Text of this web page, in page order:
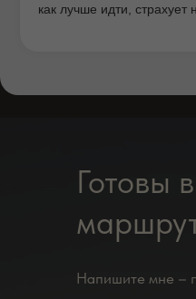
как лучше идти, страхует
Готовы
Напишите мне –